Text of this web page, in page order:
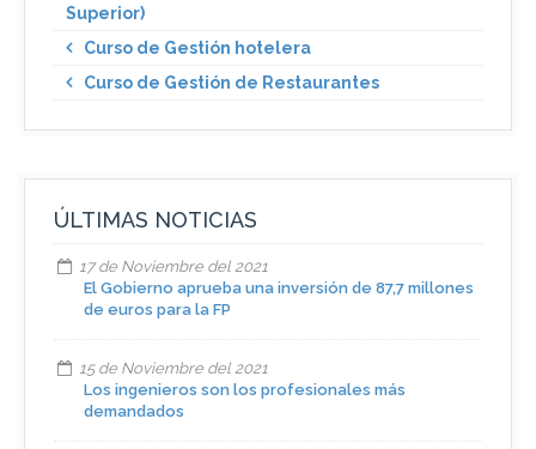
Superior)
Curso de Gestión hotelera
Curso de Gestión de Restaurantes
ÚLTIMAS NOTICIAS
17 de Noviembre del 2021
El Gobierno aprueba una inversión de 87,7 millones
de euros para la FP
15 de Noviembre del 2021
Los ingenieros son los profesionales más
demandados